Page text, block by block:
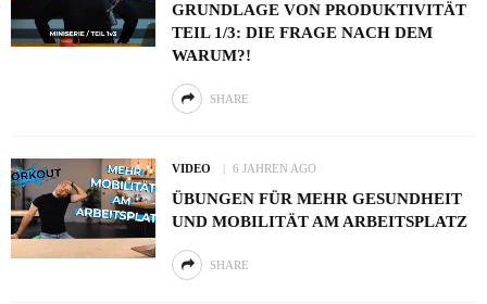
GRUNDLAGE VON PRODUKTIVITÄT
TEIL 1/3: DIE FRAGE NACH DEM
WARUM?!
SHARE
VIDEO 6 JAHREN AGO
ÜBUNGEN FÜR MEHR GESUNDHEIT
UND MOBILITÄT AM ARBEITSPLATZ
SHARE